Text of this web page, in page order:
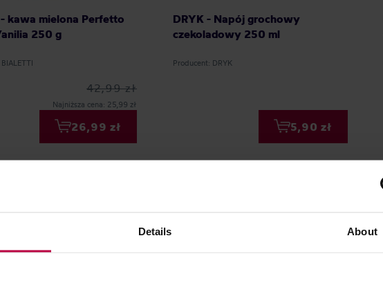
Details About
kawa mielona Perfetto
250 g
42,99 zł
Najniższa cena: 25,99 zł
26,99 zł
DRYK - Napój grochowy
czekoladowy 250 ml
Producent: DRYK
5,90 zł